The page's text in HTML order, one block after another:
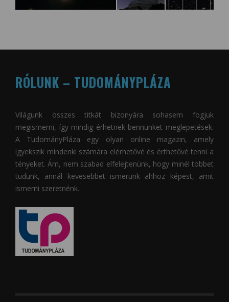
RÓLUNK – TUDOMÁNYPLÁZA
Világunk összes titkát bizonyára sohasem fogjuk
megismerni, így mindig érhetnek bennünket meglepetések.
A TudományPláza egy olyan online magazin, amely
igyekszik mindenki számára elérhetővé és érthetővé tenni a
tényeket. Ám, nem szabad elfelejtenünk, hogy minél többet
tudunk, annál kevesebbet ismerünk ahhoz képest, amit
ismerni szeretnénk.